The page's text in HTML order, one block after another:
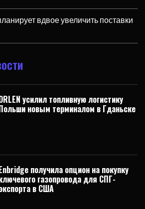
вдвое увеличить поставки
усилил топливную логистику
новым терминалом в Гданьске
получила опцион на покупку
газопровода для СПГ-
в США